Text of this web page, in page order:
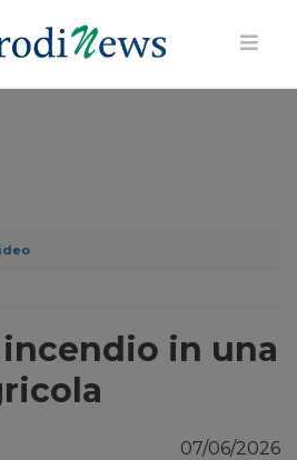
in una
07/06/2026